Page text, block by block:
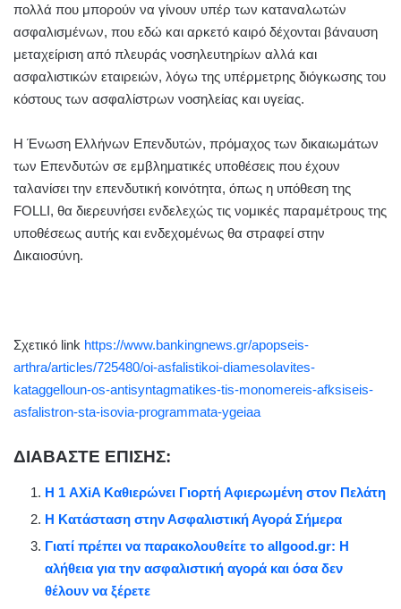
πολλά που μπορούν να γίνουν υπέρ των καταναλωτών
ασφαλισμένων, που εδώ και αρκετό καιρό δέχονται βάναυση
μεταχείριση από πλευράς νοσηλευτηρίων αλλά και
ασφαλιστικών εταιρειών, λόγω της υπέρμετρης διόγκωσης του
κόστους των ασφαλίστρων νοσηλείας και υγείας.
Η Ένωση Ελλήνων Επενδυτών, πρόμαχος των δικαιωμάτων
των Επενδυτών σε εμβληματικές υποθέσεις που έχουν
ταλανίσει την επενδυτική κοινότητα, όπως η υπόθεση της
FOLLI, θα διερευνήσει ενδελεχώς τις νομικές παραμέτρους της
υποθέσεως αυτής και ενδεχομένως θα στραφεί στην
Δικαιοσύνη.
Σχετικό link https://www.bankingnews.gr/apopseis-
arthra/articles/725480/oi-asfalistikoi-diamesolavites-
kataggelloun-os-antisyntagmatikes-tis-monomereis-afksiseis-
asfalistron-sta-isovia-programmata-ygeiaa
ΔΙΑΒΑΣΤΕ ΕΠΙΣΗΣ:
Η 1 AXiA Καθιερώνει Γιορτή Αφιερωμένη στον Πελάτη
Η Κατάσταση στην Ασφαλιστική Αγορά Σήμερα
Γιατί πρέπει να παρακολουθείτε το allgood.gr: Η
αλήθεια για την ασφαλιστική αγορά και όσα δεν
θέλουν να ξέρετε